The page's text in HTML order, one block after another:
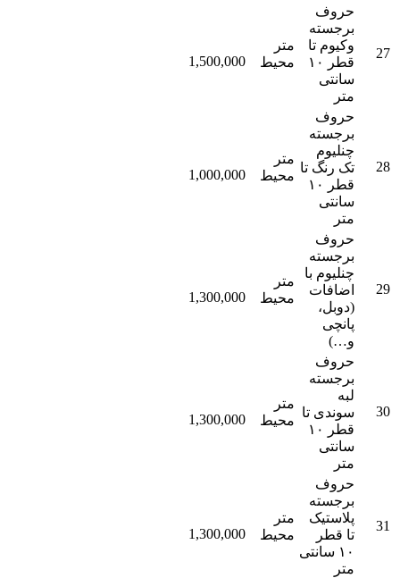
27
حروف
برجسته
وکیوم تا
قطر ۱۰
سانتی
متر
متر
محیط
1,500,000
28
حروف
برجسته
چنلیوم
تک رنگ تا
قطر ۱۰
سانتی
متر
متر
محیط
1,000,000
29
حروف
برجسته
چنلیوم با
اضافات
(دوبل،
پانچی
و…)
متر
محیط
1,300,000
30
حروف
برجسته
لبه
سوندی تا
قطر ۱۰
سانتی
متر
متر
محیط
1,300,000
31
حروف
برجسته
پلاستیک
تا قطر
۱۰ سانتی
متر
متر
محیط
1,300,000